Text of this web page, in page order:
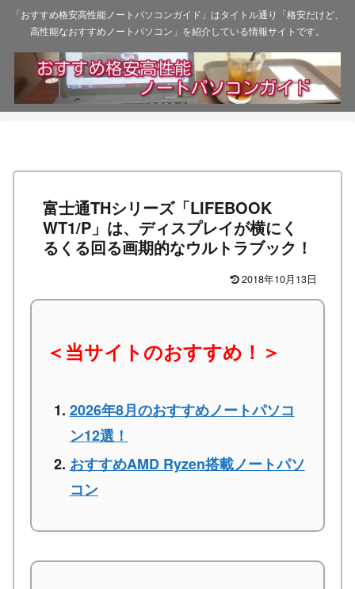
「おすすめ格安高性能ノートパソコンガイド」はタイトル通り「格安だけど、
高性能なおすすめノートパソコン」を紹介している情報サイトです。
富士通THシリーズ「LIFEBOOK
WT1/P」は、ディスプレイが横にく
るくる回る画期的なウルトラブック！
2018年10月13日
＜当サイトのおすすめ！＞
2026年8月のおすすめノートパソコ
ン12選！
おすすめAMD Ryzen搭載ノートパソ
コン